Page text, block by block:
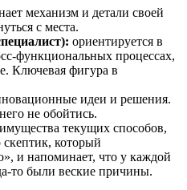
механизм и детали своей
с места.
ориентируется в
функциональных процессах,
Ключевая фигура в
идеи и решения.
не обойтись.
текущих способов,
который
и напоминает, что у каждой
то были веские причины.